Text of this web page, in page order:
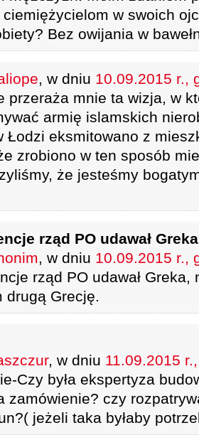
w swoich
Bez owijania w
, w dniu 10.09.2015 r.,
przeraża mnie ta wizja, w
armię islamskich
Łodzi eksmitowano z
zrobiono w ten sposób
że jesteśmy
rząd PO udawał Greka
, w dniu 10.09.2015 r.,
rząd PO udawał Greka,
drugą Grecję.
, w dniu 11.09.2015
Czy była ekspertyza
zamówienie? czy
jeżeli taka byłaby